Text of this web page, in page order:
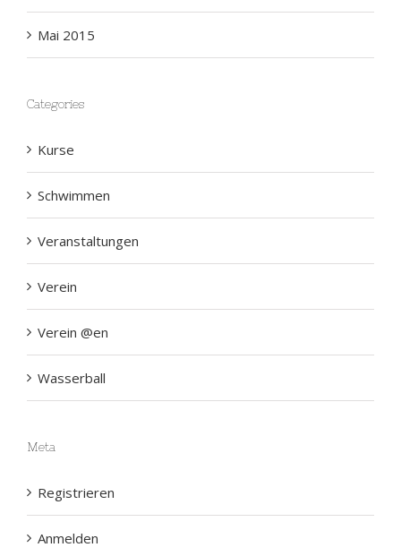
Mai 2015
Schwimmen
Veranstaltungen
Verein
Verein @en
Wasserball
Anmelden